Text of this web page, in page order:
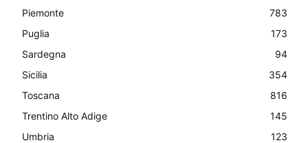
Piemonte
783
Puglia
173
Sardegna
94
Sicilia
354
Toscana
816
Trentino Alto Adige
145
Umbria
123